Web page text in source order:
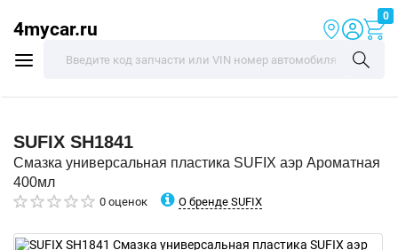
4mycar.ru
0
SUFIX SH1841
Смазка универсальная пластика SUFIX аэр Ароматная
400мл
0 оценок О бренде SUFIX